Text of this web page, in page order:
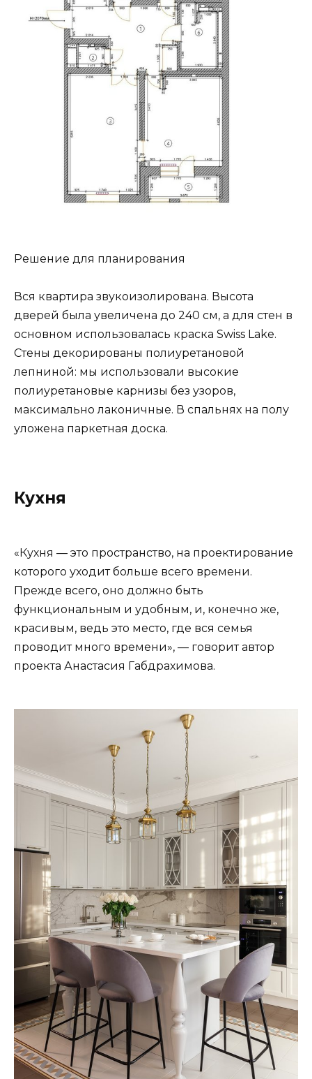
Решение для планирования
Вся квартира звукоизолирована. Высота
дверей была увеличена до 240 см, а для стен в
основном использовалась краска Swiss Lake.
Стены декорированы полиуретановой
лепниной: мы использовали высокие
полиуретановые карнизы без узоров,
максимально лаконичные. В спальнях на полу
уложена паркетная доска.
Кухня
«Кухня — это пространство, на проектирование
которого уходит больше всего времени.
Прежде всего, оно должно быть
функциональным и удобным, и, конечно же,
красивым, ведь это место, где вся семья
проводит много времени», — говорит автор
проекта Анастасия Габдрахимова.